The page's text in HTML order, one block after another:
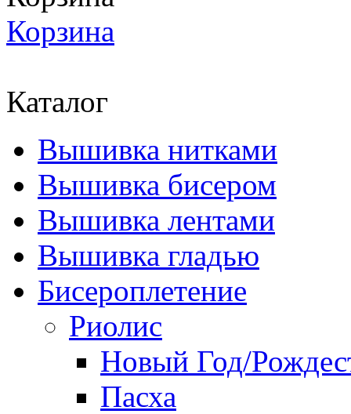
Корзина
Каталог
Вышивка нитками
Вышивка бисером
Вышивка лентами
Вышивка гладью
Бисероплетение
Риолис
Новый Год/
Пасха